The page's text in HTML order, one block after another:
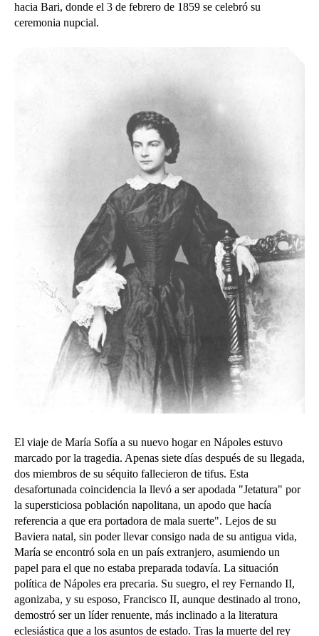
hacia Bari, donde el 3 de febrero de 1859 se celebró su
ceremonia nupcial.
El viaje de María Sofía a su nuevo hogar en Nápoles estuvo
marcado por la tragedia. Apenas siete días después de su llegada,
dos miembros de su séquito fallecieron de tifus. Esta
desafortunada coincidencia la llevó a ser apodada "Jetatura" por
la supersticiosa población napolitana, un apodo que hacía
referencia a que era portadora de mala suerte". Lejos de su
Baviera natal, sin poder llevar consigo nada de su antigua vida,
María se encontró sola en un país extranjero, asumiendo un
papel para el que no estaba preparada todavía. La situación
política de Nápoles era precaria. Su suegro, el rey Fernando II,
agonizaba, y su esposo, Francisco II, aunque destinado al trono,
demostró ser un líder renuente, más inclinado a la literatura
eclesiástica que a los asuntos de estado. Tras la muerte del rey